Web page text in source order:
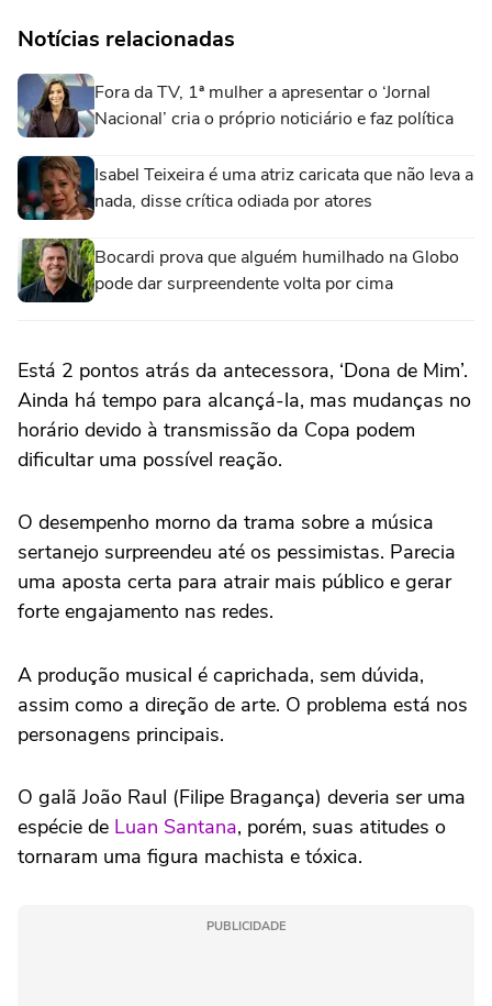
Notícias relacionadas
Fora da TV, 1ª mulher a apresentar o ‘Jornal
Nacional’ cria o próprio noticiário e faz política
Isabel Teixeira é uma atriz caricata que não leva a
nada, disse crítica odiada por atores
Bocardi prova que alguém humilhado na Globo
pode dar surpreendente volta por cima
Está 2 pontos atrás da antecessora, ‘Dona de Mim’.
Ainda há tempo para alcançá-la, mas mudanças no
horário devido à transmissão da Copa podem
dificultar uma possível reação.
O desempenho morno da trama sobre a música
sertanejo surpreendeu até os pessimistas. Parecia
uma aposta certa para atrair mais público e gerar
forte engajamento nas redes.
A produção musical é caprichada, sem dúvida,
assim como a direção de arte. O problema está nos
personagens principais.
O galã João Raul (Filipe Bragança) deveria ser uma
espécie de Luan Santana, porém, suas atitudes o
tornaram uma figura machista e tóxica.
PUBLICIDADE